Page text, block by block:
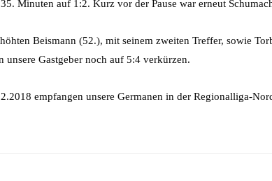
Minuten auf 1:2. Kurz vor der Pause war erneut
Beismann (52.), mit seinem zweiten Treffer, sowie
unsere Gastgeber noch auf 5:4 verkürzen.
empfangen unsere Germanen in der Regionalliga-